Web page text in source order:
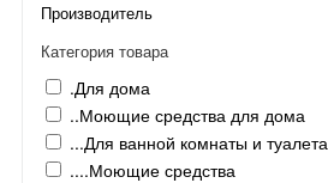
Производитель
Категория товара
.Для дома
..Моющие средства для дома
...Для ванной комнаты и туалета
....Моющие средства